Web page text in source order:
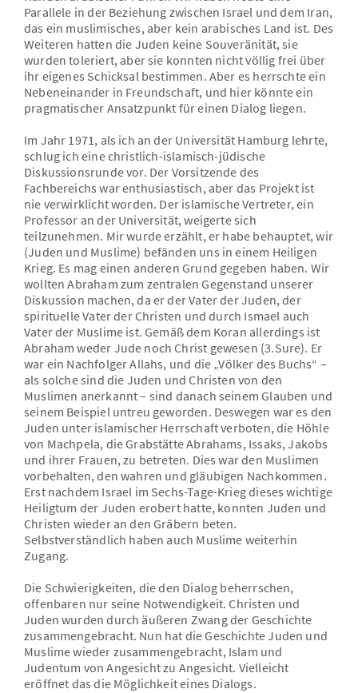
Parallele in der Beziehung zwischen Israel und dem Iran,
das ein muslimisches, aber kein arabisches Land ist. Des
Weiteren hatten die Juden keine Souveränität, sie
wurden toleriert, aber sie konnten nicht völlig frei über
ihr eigenes Schicksal bestimmen. Aber es herrschte ein
Nebeneinander in Freundschaft, und hier könnte ein
pragmatischer Ansatzpunkt für einen Dialog liegen.
Im Jahr 1971, als ich an der Universität Hamburg lehrte,
schlug ich eine christlich-islamisch-jüdische
Diskussionsrunde vor. Der Vorsitzende des
Fachbereichs war enthusiastisch, aber das Projekt ist
nie verwirklicht worden. Der islamische Vertreter, ein
Professor an der Universität, weigerte sich
teilzunehmen. Mir wurde erzählt, er habe behauptet, wir
(Juden und Muslime) befänden uns in einem Heiligen
Krieg. Es mag einen anderen Grund gegeben haben. Wir
wollten Abraham zum zentralen Gegenstand unserer
Diskussion machen, da er der Vater der Juden, der
spirituelle Vater der Christen und durch Ismael auch
Vater der Muslime ist. Gemäß dem Koran allerdings ist
Abraham weder Jude noch Christ gewesen (3.Sure). Er
war ein Nachfolger Allahs, und die „Völker des Buchs“ –
als solche sind die Juden und Christen von den
Muslimen anerkannt – sind danach seinem Glauben und
seinem Beispiel untreu geworden. Deswegen war es den
Juden unter islamischer Herrschaft verboten, die Höhle
von Machpela, die Grabstätte Abrahams, Issaks, Jakobs
und ihrer Frauen, zu betreten. Dies war den Muslimen
vorbehalten, den wahren und gläubigen Nachkommen.
Erst nachdem Israel im Sechs-Tage-Krieg dieses wichtige
Heiligtum der Juden erobert hatte, konnten Juden und
Christen wieder an den Gräbern beten.
Selbstverständlich haben auch Muslime weiterhin
Zugang.
Die Schwierigkeiten, die den Dialog beherrschen,
offenbaren nur seine Notwendigkeit. Christen und
Juden wurden durch äußeren Zwang der Geschichte
zusammengebracht. Nun hat die Geschichte Juden und
Muslime wieder zusammengebracht, Islam und
Judentum von Angesicht zu Angesicht. Vielleicht
eröffnet das die Möglichkeit eines Dialogs.